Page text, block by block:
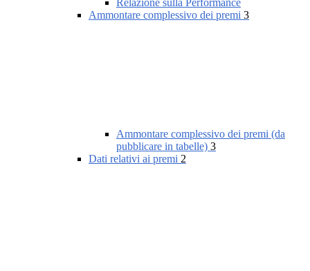
Relazione sulla Performance
Ammontare complessivo dei premi 3
Ammontare complessivo dei premi (da
pubblicare in tabelle) 3
Dati relativi ai premi 2